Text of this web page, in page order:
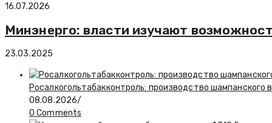
16.07.2026
Минэнерго: власти изучают
23.03.2025
Росалкогольтабакконтроль: производство шампанского
08.08.2026/
0 Comments